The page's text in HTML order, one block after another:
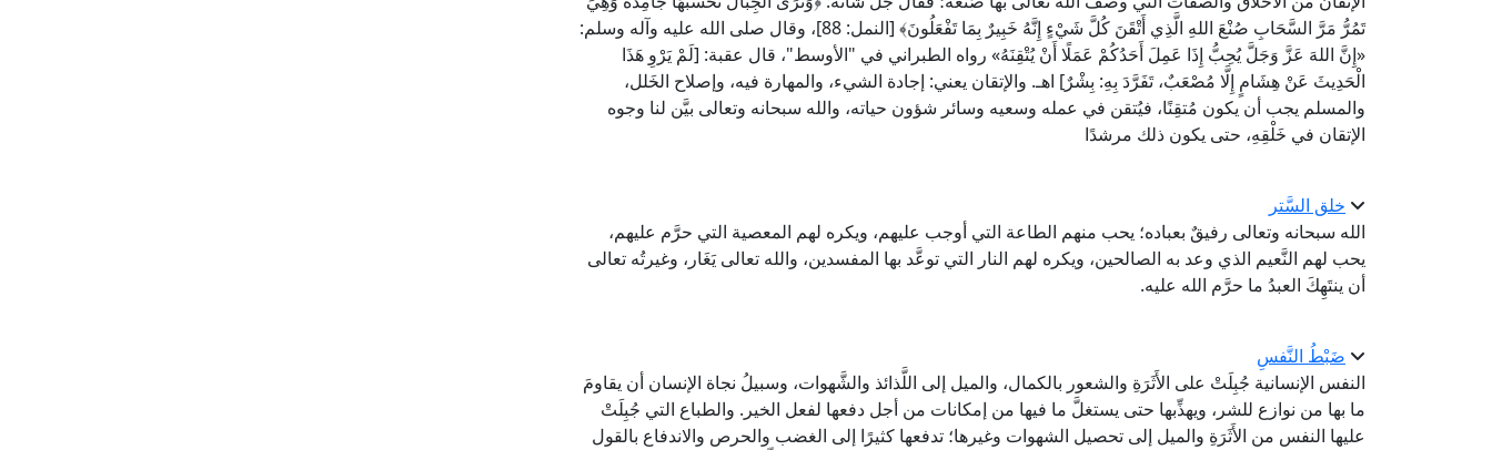
تَمُرُّ مَرَّ السَّحَابِ صُنْعَ اللهِ الَّذِي أَتْقَنَ كُلَّ شَيْءٍ إِنَّهُ خَبِيرٌ بِمَا تَفْعَلُونَ﴾ [النمل: 88]، وقال صلى الله عليه وآله وسلم:
«إِنَّ اللهَ عَزَّ وَجَلَّ يُحِبُّ إِذَا عَمِلَ أَحَدُكُمْ عَمَلًا أَنْ يُتْقِنَهُ» رواه الطبراني في "الأوسط"، قال عقبة: [لَمْ يَرْوِ هَذَا
الْحَدِيثَ عَنْ هِشَامٍ إِلَّا مُصْعَبٌ، تَفَرَّدَ بِهِ: بِشْرٌ] اهـ. والإتقان يعني: إجادة الشيء، والمهارة فيه، وإصلاح الخَلل،
والمسلم يجب أن يكون مُتقِنًا، فيُتقن في عمله وسعيه وسائر شؤون حياته، والله سبحانه وتعالى بيَّن لنا وجوه
الإتقان في خَلْقِهِ، حتى يكون ذلك مرشدًا
خلق السَّتر
الله سبحانه وتعالى رفيقٌ بعباده؛ يحب منهم الطاعة التي أوجب عليهم، ويكره لهم المعصية التي حرَّم عليهم،
يحب لهم النَّعيم الذي وعد به الصالحين، ويكره لهم النار التي توعَّد بها المفسدين، والله تعالى يَغَار، وغيرتُه تعالى
أن ينتَهِكَ العبدُ ما حرَّم الله عليه.
ضَبْطُ النَّفسِ
النفس الإنسانية جُبِلَتْ على الأَثَرَةِ والشعور بالكمال، والميل إلى اللَّذائذ والشَّهوات، وسبيلُ نجاة الإنسان أن يقاومَ
ما بها من نوازع للشر، ويهذِّبها حتى يستغلَّ ما فيها من إمكانات من أجل دفعها لفعل الخير. والطباع التي جُبِلَتْ
عليها النفس من الأَثَرَةِ والميل إلى تحصيل الشهوات وغيرها؛ تدفعها كثيرًا إلى الغضب والحرص والاندفاع بالقول